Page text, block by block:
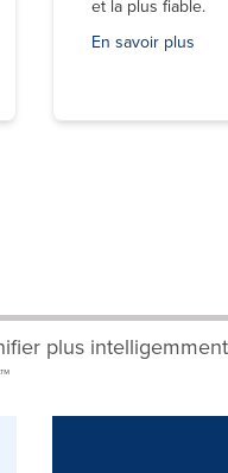
et la plus fiable.
En savoir plus
plus